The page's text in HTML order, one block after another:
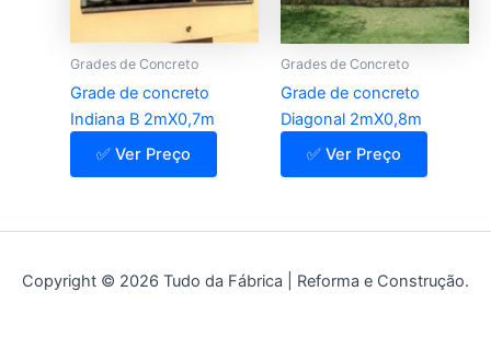
Grades de Concreto
Grade de concreto
Indiana B 2mX0,7m
✅ Ver Preço
Grades de Concreto
Grade de concreto
Diagonal 2mX0,8m
✅ Ver Preço
Copyright © 2026 Tudo da Fábrica | Reforma e Construção.